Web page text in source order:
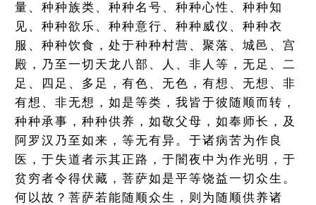
量、种种族类、种种名号、种种心性、种种知
见、种种欲乐、种种意行、种种威仪、种种衣
服、种种饮食，处于种种村营、聚落、城邑、宫
殿，乃至一切天龙八部、人、非人等，无足、二
足、四足、多足，有色、无色，有想、无想、非
有想、非无想，如是等类，我皆于彼随顺而转，
种种承事，种种供养，如敬父母，如奉师长，及
阿罗汉乃至如来，等无有异。于诸病苦为作良
医，于失道者示其正路，于闇夜中为作光明，于
贫穷者令得伏藏，菩萨如是平等饶益一切众生。
何以故？菩萨若能随顺众生，则为随顺供养诸